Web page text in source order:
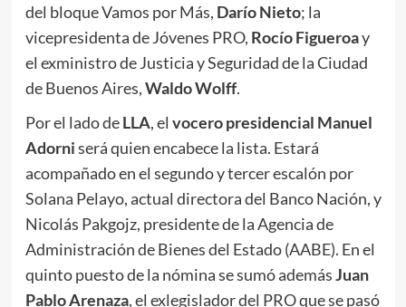
del bloque Vamos por Más, Darío Nieto; la
vicepresidenta de Jóvenes PRO, Rocío Figueroay
el exministro de Justicia y Seguridad de la Ciudad
de Buenos Aires,Waldo Wolff.
Por el lado deLLA, el vocero presidencial Manuel
Adorniserá quien encabece la lista. Estará
acompañado en el segundo y tercer escalón por
Solana Pelayo, actual directora del Banco Nación, y
Nicolás Pakgojz, presidente de la Agencia de
Administración de Bienes del Estado (AABE). En el
quinto puesto de la nómina se sumó ademásJuan
Pablo Arenaza, el exlegislador del PRO que se pasó